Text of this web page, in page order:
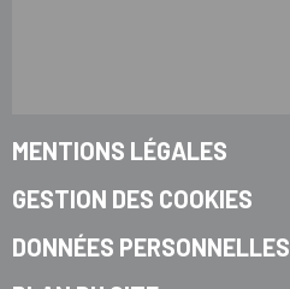
MENTIONS LÉGALES
GESTION DES COOKIES
DONNÉES PERSONNELLES